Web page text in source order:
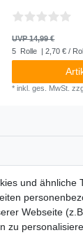
UVP 14,99 €
5 Rolle | 2,70 € /
*inkl. ges. MwSt.
und ähnliche
Webseite
zu